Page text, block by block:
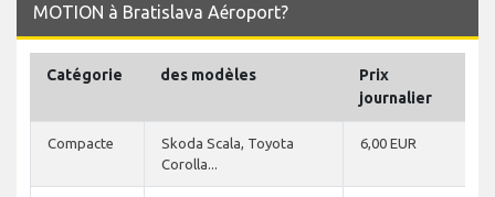
MOTION à Bratislava Aéroport?
Catégorie des modèles
Prix
journalier
Compacte
Skoda Scala, Toyota
Corolla...
6,00 EUR